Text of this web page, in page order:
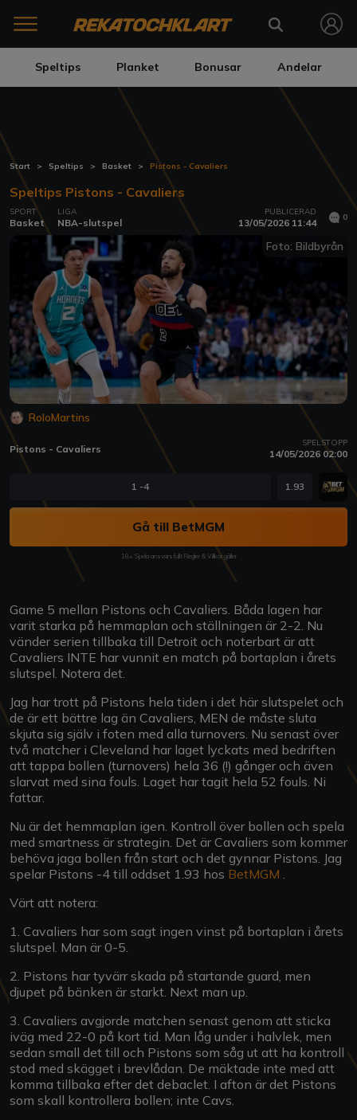
Speltips Planket Bonusar Andelar
Start Speltips Basket Pistons - Cavaliers
Speltips Pistons - Cavaliers
SPORT
Basket
LIGA
NBA-slutspel
PUBLICERAD
13/05/2026 11:44 0
Foto: Bildbyrån
RoloMartins
Pistons - Cavaliers SPELSTOPP
14/05/2026 02:00
1 -4 1.93
Gå till BetMGM
18+ Spela ansvarsfullt Regler & Villkor gäller
Game 5 mellan Pistons och Cavaliers. Båda lagen har
varit starka på hemmaplan och ställningen är 2-2. Nu
vänder serien tillbaka till Detroit och noterbart är att
Cavaliers INTE har vunnit en match på bortaplan i årets
slutspel. Notera det.
Jag har trott på Pistons hela tiden i det här slutspelet och
de är ett bättre lag än Cavaliers, MEN de måste sluta
skjuta sig själv i foten med alla turnovers. Nu senast över
två matcher i Cleveland har laget lyckats med bedriften
att tappa bollen (turnovers) hela 36 (!) gånger och även
slarvat med sina fouls. Laget har tagit hela 52 fouls. Ni
fattar.
Nu är det hemmaplan igen. Kontroll över bollen och spela
med smartness är strategin. Det är Cavaliers som kommer
behöva jaga bollen från start och det gynnar Pistons. Jag
spelar Pistons -4 till oddset 1.93 hos BetMGM .
Värt att notera:
1. Cavaliers har som sagt ingen vinst på bortaplan i årets
slutspel. Man är 0-5.
2. Pistons har tyvärr skada på startande guard, men
djupet på bänken är starkt. Next man up.
3. Cavaliers avgjorde matchen senast genom att sticka
iväg med 22-0 på kort tid. Man låg under i halvlek, men
sedan small det till och Pistons som såg ut att ha kontroll
stod med skägget i brevlådan. De mäktade inte med att
komma tillbaka efter det debaclet. I afton är det Pistons
som skall kontrollera bollen; inte Cavs.